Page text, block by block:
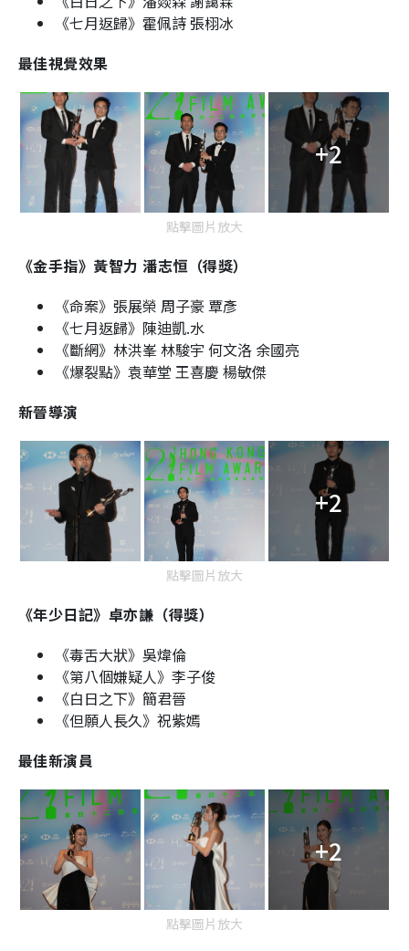
《七月返歸》霍佩詩 張栩冰
最佳視覺效果
+2
點擊圖片放大
《金手指》黃智力 潘志恒（得獎）
《命案》張展榮 周子豪 覃彥
《七月返歸》陳迪凱.水
《斷網》林洪峯 林駿宇 何文洛 余國亮
《爆裂點》袁華堂 王喜慶 楊敏傑
新晉導演
+2
點擊圖片放大
《年少日記》卓亦謙（得獎）
《毒舌大狀》吳煒倫
《第八個嫌疑人》李子俊
《白日之下》簡君晉
《但願人長久》祝紫嫣
最佳新演員
+2
點擊圖片放大